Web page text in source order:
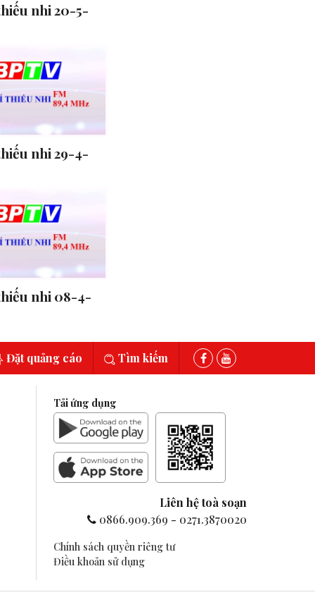
nhi 20-5-
nhi 29-4-
nhi 08-4-
Đặt quảng cáo Tìm kiếm
Tải ứng dụng
Liên hệ toà soạn
0866.909.369 - 0271.3870020
Chính sách quyền riêng tư
Điều khoản sử dụng